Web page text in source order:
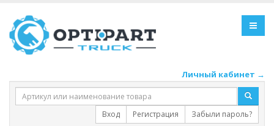
Личный кабинет →
Вход Регистрация Забыли пароль?